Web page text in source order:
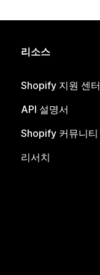
리소스
Shopify 지원 센터
API 설명서
Shopify 커뮤니티
리서치